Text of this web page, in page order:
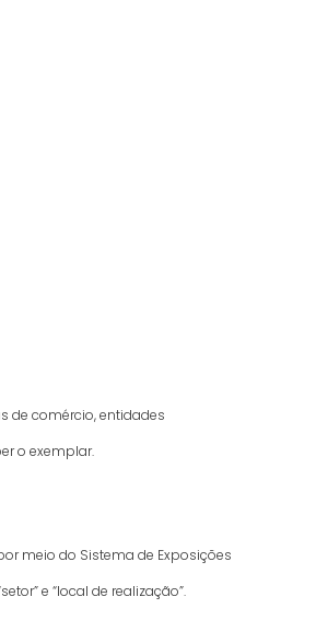
de comércio, entidades
o exemplar.
meio do Sistema de Exposições
e “local de realização”.